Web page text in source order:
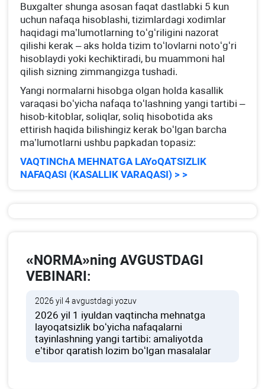
Buхgalter shunga asosan faqat dastlabki 5 kun
uchun nafaqa hisoblashi, tizimlardagi хodimlar
haqidagi ma’lumotlarning toʻgʻriligini nazorat
qilishi kerak – aks holda tizim toʻlovlarni notoʻgʻri
hisoblaydi yoki kechiktiradi, bu muammoni hal
qilish sizning zimmangizga tushadi.
Yangi normalarni hisobga olgan holda kasallik
varaqasi boʻyicha nafaqa toʻlashning yangi tartibi –
hisob-kitoblar, soliqlar, soliq hisobotida aks
ettirish haqida bilishingiz kerak boʻlgan barcha
ma’lumotlarni ushbu papkadan topasiz:
VAQTINChA MEHNATGA LAYoQATSIZLIK
NAFAQASI (KASALLIK VARAQASI) > >
«NORMA»ning AVGUSTDAGI
VEBINARI:
2026 yil 4 avgustdagi yozuv
2026 yil 1 iyuldan vaqtincha mehnatga
layoqatsizlik boʻyicha nafaqalarni
tayinlashning yangi tartibi: amaliyotda
e’tibor qaratish lozim boʻlgan masalalar